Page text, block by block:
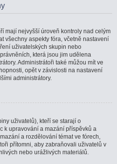
mají nejvyšší úroveň kontroly nad celým
všechny aspekty fóra, včetně nastavení
uživatelských skupin nebo
která jsou jim udělena
Administrátoři také můžou mít ve
opět v závislosti na nastavení
administrátory.
uživatelů), kteří se starají o
k upravování a mazání příspěvků a
a rozdělování témat ve fórech,
přítomni, aby zabraňovali uživatelů v
nebo urážlivých materiálů.